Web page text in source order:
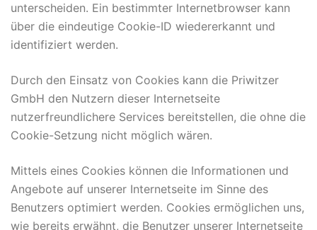
unterscheiden. Ein bestimmter Internetbrowser kann
über die eindeutige Cookie-ID wiedererkannt und
identifiziert werden.
Durch den Einsatz von Cookies kann die Priwitzer
GmbH den Nutzern dieser Internetseite
nutzerfreundlichere Services bereitstellen, die ohne die
Cookie-Setzung nicht möglich wären.
Mittels eines Cookies können die Informationen und
Angebote auf unserer Internetseite im Sinne des
Benutzers optimiert werden. Cookies ermöglichen uns,
wie bereits erwähnt, die Benutzer unserer Internetseite